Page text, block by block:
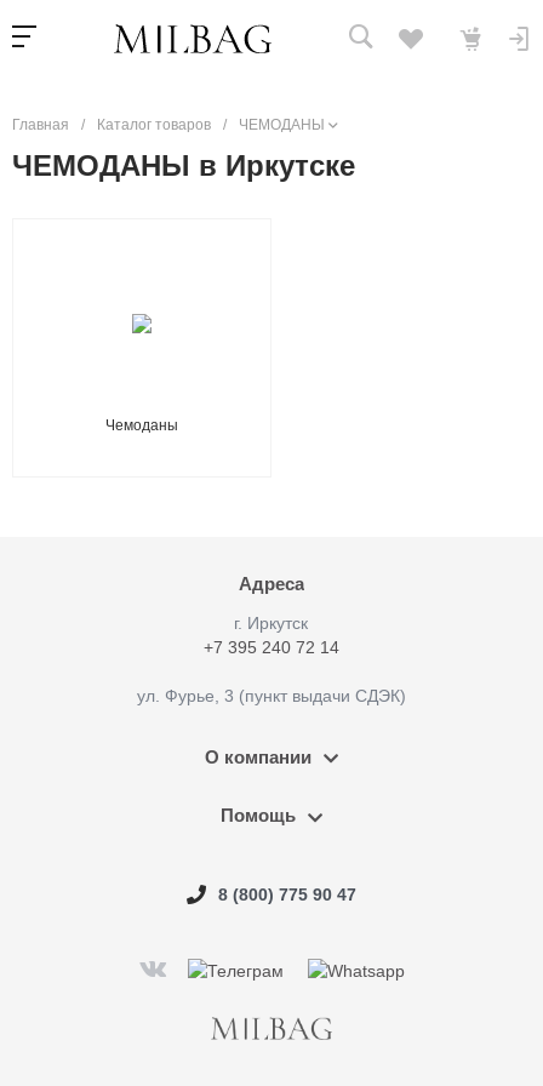
Главная / Каталог товаров / ЧЕМОДАНЫ
ЧЕМОДАНЫ в Иркутске
Чемоданы
Адреса
г. Иркутск
+7 395 240 72 14
ул. Фурье, 3 (пункт выдачи СДЭК)
О компании
Помощь
8 (800) 775 90 47